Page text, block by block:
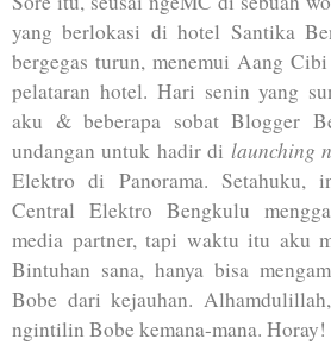
yang berlokasi di hotel Santika
bergegas turun, menemui Aang
pelataran hotel. Hari senin yang
aku & beberapa sobat Blogger
undangan untuk hadir di launching
Elektro di Panorama. Setahuku,
Central Elektro Bengkulu
media partner, tapi waktu itu aku
Bintuhan sana, hanya bisa
Bobe dari kejauhan.
ngintilin Bobe kemana-mana. Horay!